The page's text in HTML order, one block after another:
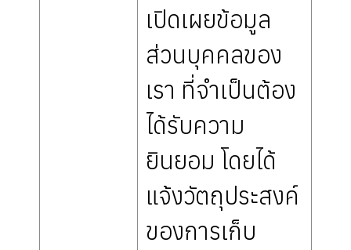
เปิดเผยข้อมูล
ส่วนบุคคลของ
เรา ที่จำเป็นต้อง
ได้รับความ
ยินยอม โดยได้
แจ้งวัตถุประสงค์
ของการเก็บ